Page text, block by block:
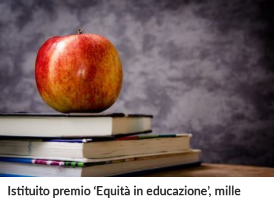
Istituito premio ‘Equità in educazione’, mille